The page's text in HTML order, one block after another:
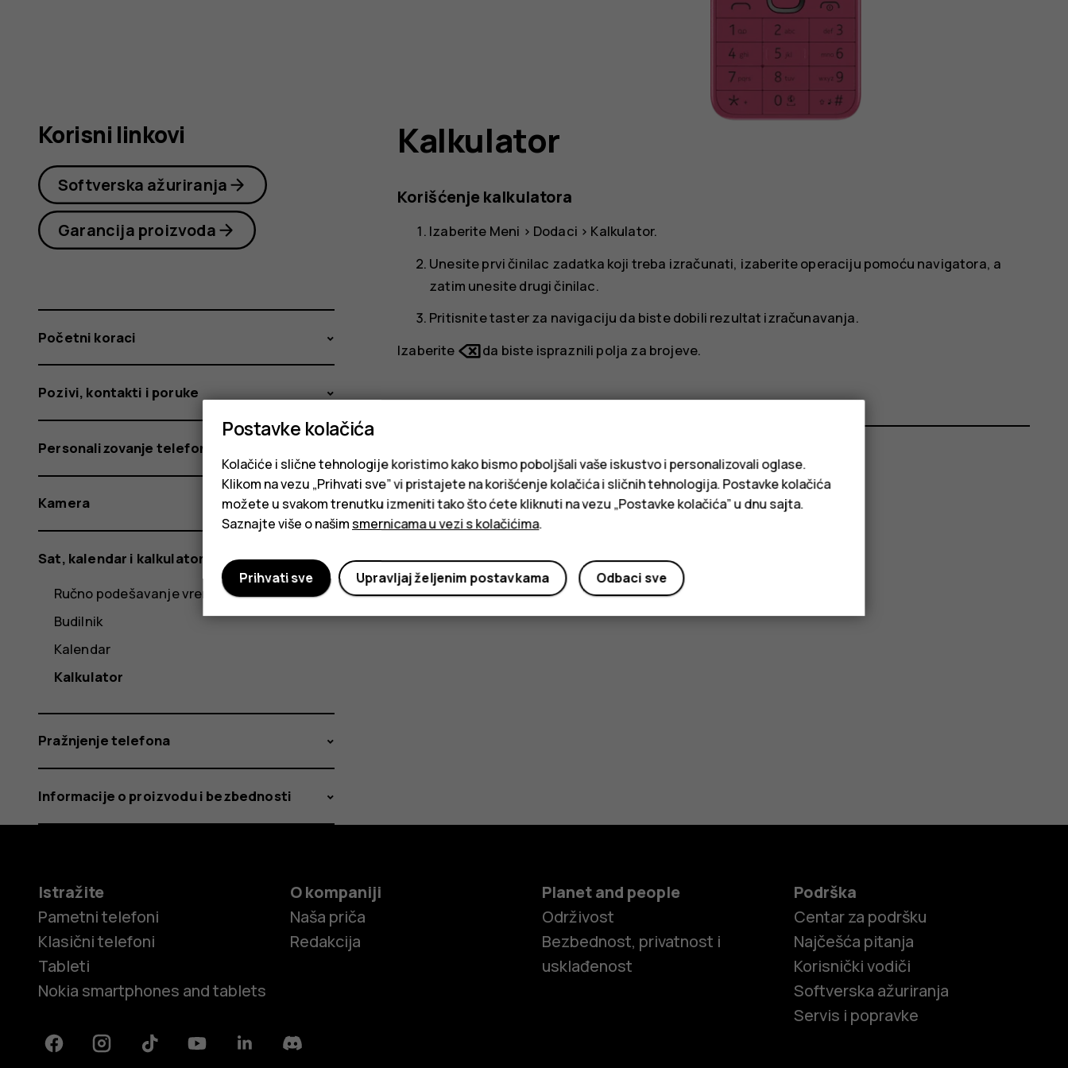
225
4G
(2024)
Kalkulator
Korišćenje kalkulatora
Izaberite Meni > Dodaci > Kalkulator.
Unesite prvi činilac zadatka koji treba izračunati, izaberite operaciju pomoću navigatora, a
zatim unesite drugi činilac.
Pritisnite taster za navigaciju da biste dobili rezultat izračunavanja.
Izaberite
da biste ispraznili polja za brojeve.
Da li vam je ovo bilo korisno?
Da Ne
Korisni linkovi
Softverska ažuriranja
Garancija proizvoda
Početni koraci
Pozivi, kontakti i poruke
Personalizovanje telefona
Kamera
Sat, kalendar i kalkulator
Ručno podešavanje vremena i datuma
Budilnik
Kalendar
Kalkulator
Pražnjenje telefona
Informacije o proizvodu i bezbednosti
Istražite
Pametni telefoni
Klasični telefoni
Tableti
Nokia smartphones and tablets
O kompaniji
Naša priča
Redakcija
Planet and people
Održivost
Bezbednost, privatnost i
usklađenost
Podrška
Centar za podršku
Najčešća pitanja
Korisnički vodiči
Softverska ažuriranja
Servis i popravke
FacebookInstagramTiktok YoutubeLinkedinDiscord
Postavke kolačića
Kolačiće i slične tehnologije koristimo kako bismo poboljšali vaše iskustvo i personalizovali oglase.
Klikom na vezu „Prihvati sve” vi pristajete na korišćenje kolačića i sličnih tehnologija. Postavke kolačića
možete u svakom trenutku izmeniti tako što ćete kliknuti na vezu „Postavke kolačića” u dnu sajta.
Saznajte više o našimsmernicama u vezi s kolačićima.
Odbaci sve
Upravljaj željenim postavkama
Prihvati sve